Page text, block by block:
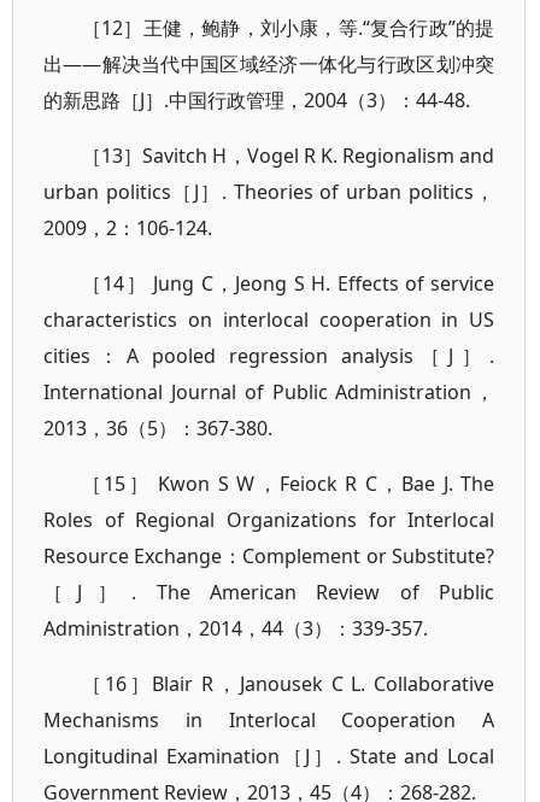
［12］王健，鲍静，刘小康，等.“复合行政”的提
出——解决当代中国区域经济一体化与行政区划冲突
的新思路［J］.中国行政管理，2004（3）：44-48.
［13］Savitch H，Vogel R K. Regionalism and
urban politics［J］. Theories of urban politics，
2009，2：106-124.
［14］ Jung C，Jeong S H. Effects of service
characteristics on interlocal cooperation in US
cities：A pooled regression analysis［J］.
International Journal of Public Administration，
2013，36（5）：367-380.
［15］ Kwon S W，Feiock R C，Bae J. The
Roles of Regional Organizations for Interlocal
Resource Exchange：Complement or Substitute?
［J］. The American Review of Public
Administration，2014，44（3）：339-357.
［16］Blair R，Janousek C L. Collaborative
Mechanisms in Interlocal Cooperation A
Longitudinal Examination［J］. State and Local
Government Review，2013，45（4）：268-282.